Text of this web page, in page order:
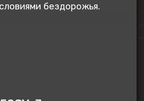
бездорожья.
2-клапанный двигатель